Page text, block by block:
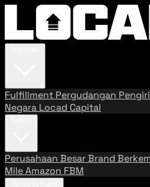
Fulfillment Pergudangan
Negara Locad Capital
Perusahaan BesarBrand
MileAmazon FBM